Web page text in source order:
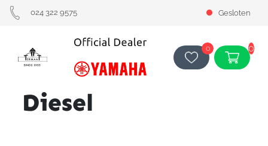
024 322 9575 Gesloten
0 0
Diesel